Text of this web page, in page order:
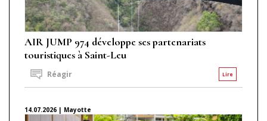
AIR JUMP 974 développe ses partenariats
touristiques à Saint-Leu
Lire
Réagir
14.07.2026 | Mayotte